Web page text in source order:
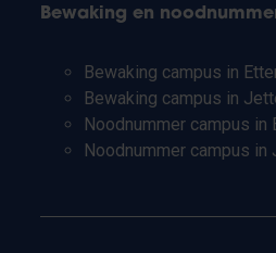
Bewaking en
Bewaking campus in
Bewaking campus in
Noodnummer campus in
Noodnummer campus in